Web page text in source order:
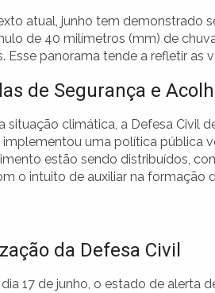
atual, junho tem demonstrado
de 40 milímetros (mm) de
Esse panorama tende a refletir as
de Segurança e
situação climática, a Defesa Civil
implementou uma política pública
estão sendo distribuídos,
o intuito de auxiliar na formação
da Defesa Civil
dia 17 de junho, o estado de alerta